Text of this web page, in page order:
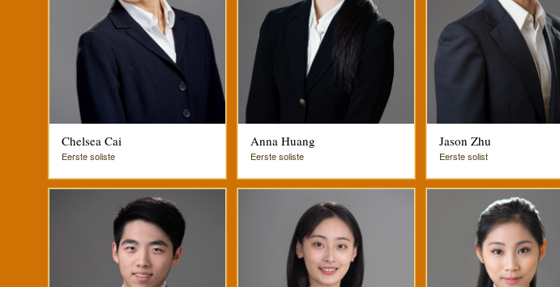
Chelsea Cai
Eerste soliste
Anna Huang
Eerste soliste
Jason Zhu
Eerste solist